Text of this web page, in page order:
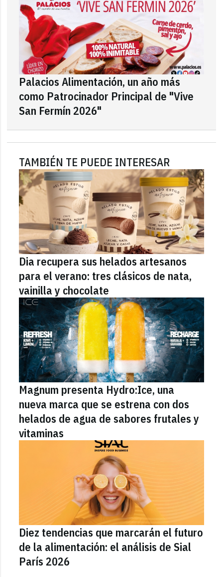
Palacios Alimentación, un año más
como Patrocinador Principal de "Vive
San Fermín 2026"
TAMBIÉN TE PUEDE INTERESAR
Dia recupera sus helados artesanos
para el verano: tres clásicos de nata,
vainilla y chocolate
Magnum presenta Hydro:Ice, una
nueva marca que se estrena con dos
helados de agua de sabores frutales y
vitaminas
Diez tendencias que marcarán el futuro
de la alimentación: el análisis de Sial
París 2026